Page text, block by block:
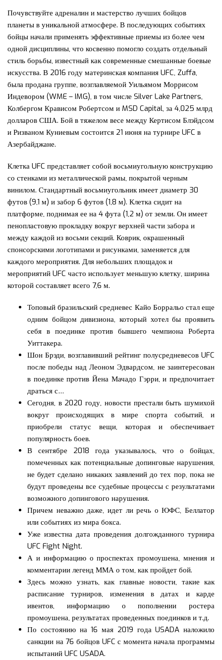
Почувствуйте адреналин и мастерство лучших бойцов
планеты в уникальной атмосфере. В последующих событиях
бойцы начали применять эффективные приемы из более чем
одной дисциплины, что косвенно помогло создать отдельный
стиль борьбы, известный как современные смешанные боевые
искусства. В 2016 году материнская компания UFC, Zuffa,
была продана группе, возглавляемой Уильямом Моррисом
Индевором (WME – IMG), в том числе Silver Lake Partners,
Колбергом Крависом Робертсом и MSD Capital, за 4,025 млрд
долларов США. Бой в тяжелом весе между Кертисом Блэйдсом
и Ризваном Куниевым состоится 21 июня на турнире UFC в
Азербайджане.
Клетка UFC представляет собой восьмиугольную конструкцию
со стенками из металлической рамы, покрытой черным
винилом. Стандартный восьмиугольник имеет диаметр 30
футов (9,1 м) и забор 6 футов (1,8 м). Клетка сидит на
платформе, поднимая ее на 4 фута (1,2 м) от земли. Он имеет
пенопластовую прокладку вокруг верхней части забора и
между каждой из восьми секций. Коврик, окрашенный
спонсорскими логотипами и рисунками, заменяется для
каждого мероприятия. Для небольших площадок и
мероприятий UFC часто использует меньшую клетку, ширина
которой составляет всего 7,6 м.
Топовый бразильский средневес Кайо Борральо стал еще
одним бойцом дивизиона, который хотел бы проявить
себя в поединке против бывшего чемпиона Роберта
Уиттакера.
Шон Брэди, возглавивший рейтинг полусредневесов UFC
после победы над Леоном Эдвардсом, не заинтересован
в поединке против Йена Мачадо Гэрри, и предпочитает
драться с…
Сегодня, в 2020 году, новости престали быть шумихой
вокруг происходящих в мире спорта событий, и
приобрели статус вещи, которая и обеспечивает
популярность боев.
В сентябре 2018 года указывалось, что о бойцах,
помеченных как потенциальные допинговые нарушения,
не будет сделано никаких заявлений до тех пор, пока не
будут проведены все судебные процессы с результатами
возможного допингового нарушения.
Причем неважно даже, идет ли речь о ЮФС, Беллатор
или событиях из мира бокса.
Уже известна дата проведения долгожданного турнира
UFC Fight Night.
А и информацию о проспектах промоушена, мнения и
комментарии легенд ММА о том, как пройдет бой.
Здесь можно узнать, как главные новости, такие как
расписание турниров, изменения в датах и карде
ивентов, информацию о пополнении ростера
промоушена, результатах проведенных поединков и т.д.
По состоянию на 16 мая 2019 года USADA наложило
санкции на 76 бойцов UFC с момента начала программы
испытаний UFC USADA.